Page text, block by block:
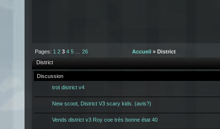
Pages: 1 2 3 4 5 26 Accueil » District
District
Discussion
trot district v4
New scoot, District V3 scary kids. (avis?)
Vends district v3 Roy coe très bonne état 40